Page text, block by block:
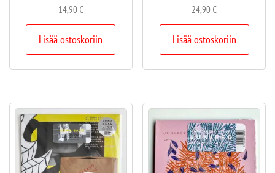
14,90€
Lisää ostoskoriin
24,90€
Lisää ostoskoriin